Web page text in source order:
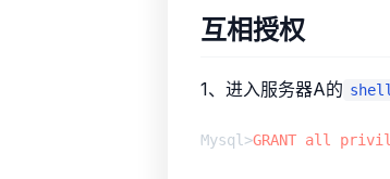
互相授权
1、进入服务器A的 shell
Mysql>GRANT all